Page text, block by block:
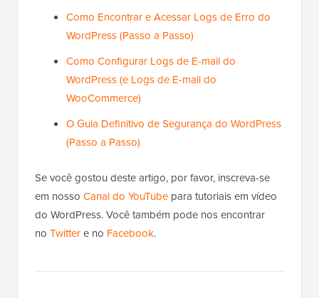
Como Encontrar e Acessar Logs de Erro do
WordPress (Passo a Passo)
Como Configurar Logs de E-mail do
WordPress (e Logs de E-mail do
WooCommerce)
O Guia Definitivo de Segurança do WordPress
(Passo a Passo)
Se você gostou deste artigo, por favor, inscreva-se
em nosso Canal do YouTube para tutoriais em vídeo
do WordPress. Você também pode nos encontrar
no Twittere no Facebook.